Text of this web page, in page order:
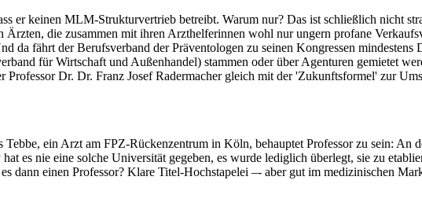
er keinen MLM-Strukturvertrieb betreibt. Warum nur? Das ist schließlich nicht
Ärzten, die zusammen mit ihren Arzthelferinnen wohl nur ungern profane
da fährt der Berufsverband der Präventologen zu seinen Kongressen mindestens
für Wirtschaft und Außenhandel) stammen oder über Agenturen gemietet
Dr. Dr. Franz Josef Radermacher gleich mit der 'Zukunftsformel' zur
Tebbe, ein Arzt am FPZ-Rückenzentrum in Köln, behauptet Professor zu sein:
es nie eine solche Universität gegeben, es wurde lediglich überlegt, sie zu
dann einen Professor? Klare Titel-Hochstapelei –- aber gut im medizinischen